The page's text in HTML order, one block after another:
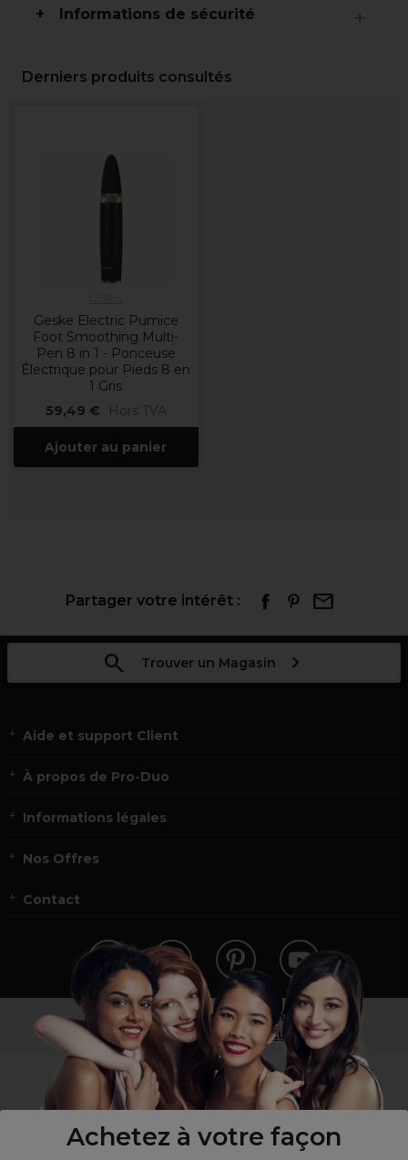
Achetez à votre façon
Informations de sécurité
Derniers produits consultés
Geske Electric Pumice
Foot Smoothing Multi-
Pen 8 in 1 - Ponceuse
Électrique pour Pieds 8 en
1 Gris
59,49 €
Hors TVA
Ajouter au panier
Partager votre intérêt :
Trouver un Magasin
Aide et support Client
À propos de Pro-Duo
Informations légales
Nos Offres
Contact
Vous n’êtes pas un professionnel ?
Visitez notre site pour les particuliers!